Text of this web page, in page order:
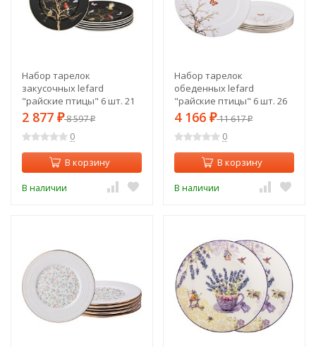
Набор тарелок
закусочных lefard
"райские птицы" 6 шт. 21
см черный Lefard (264-753)
2 877 ₽8 597₽
0
В корзину
В наличии
Набор тарелок
обеденных lefard
"райские птицы" 6 шт. 26
см Lefard (264-844)
4 166 ₽11 617₽
0
В корзину
В наличии